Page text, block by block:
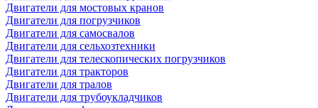
Двигатели для мостовых кранов
Двигатели для погрузчиков
Двигатели для самосвалов
Двигатели для сельхозтехники
Двигатели для телескопических погрузчиков
Двигатели для тракторов
Двигатели для тралов
Двигатели для трубоукладчиков